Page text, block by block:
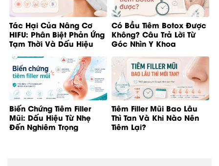
Tác Hại Của Nâng Cơ
HIFU: Phân Biệt Phản Ứng
Tạm Thời Và Dấu Hiệu
Có Bầu Tiêm Botox Được
Không? Câu Trả Lời Từ
Góc Nhìn Y Khoa
Biến Chứng Tiêm Filler
Mũi: Dấu Hiệu Từ Nhẹ
Đến Nghiêm Trọng
Tiêm Filler Mũi Bao Lâu
Thì Tan Và Khi Nào Nên
Tiêm Lại?